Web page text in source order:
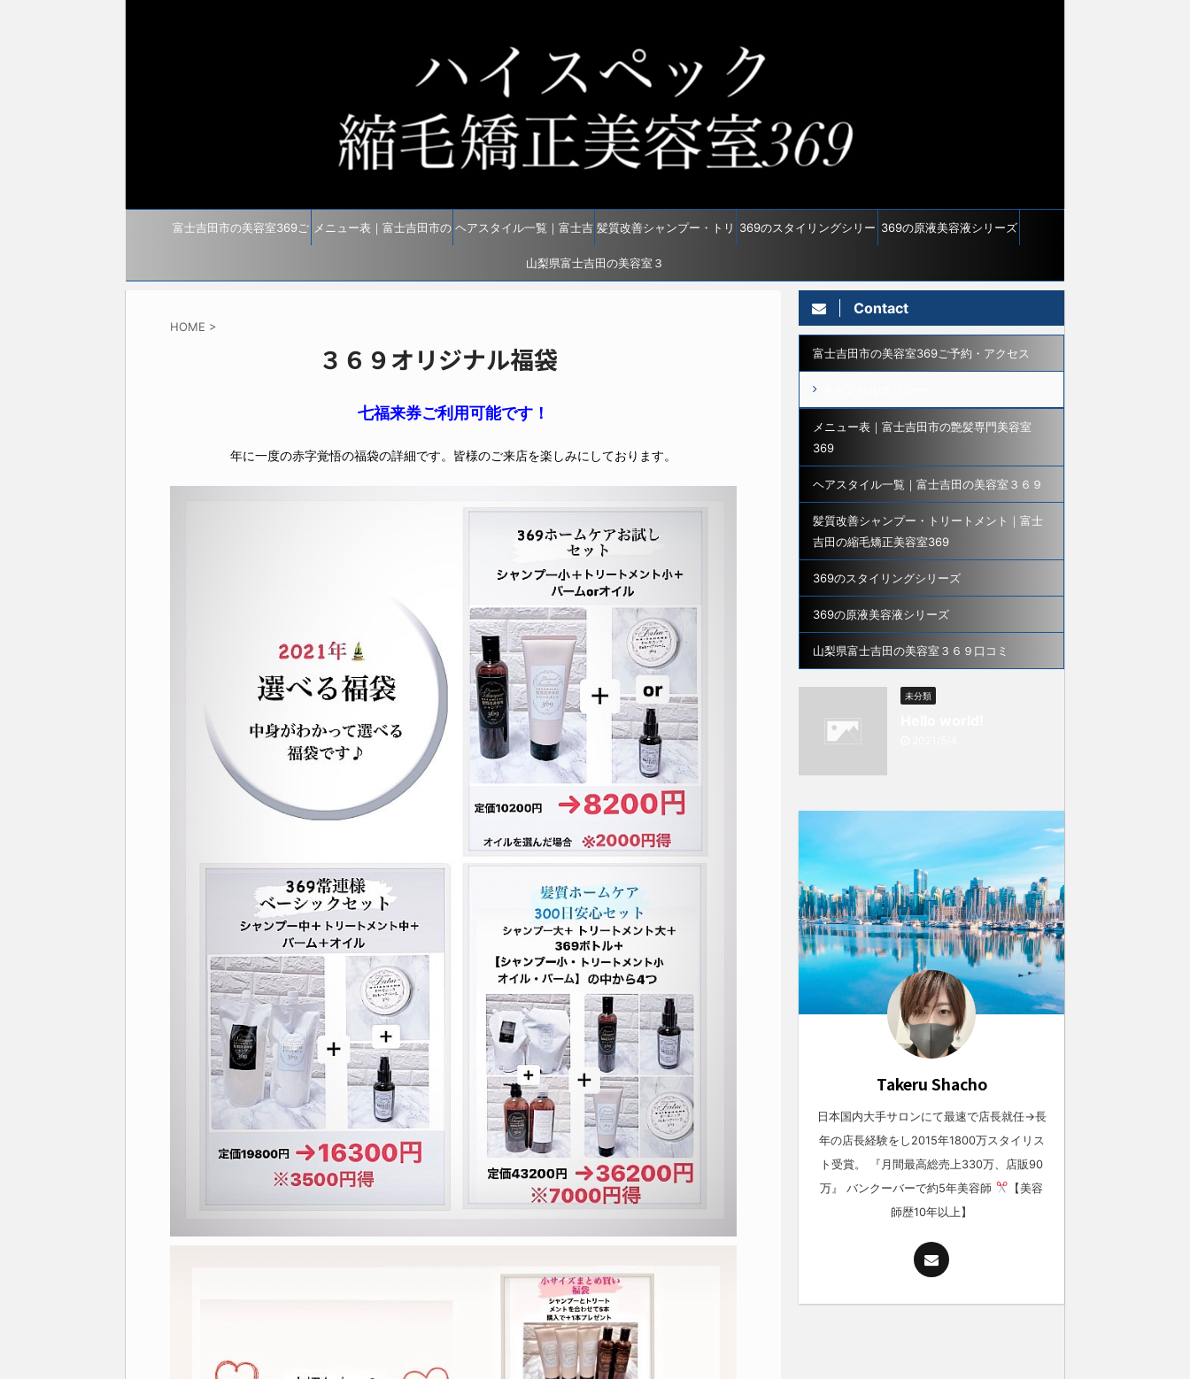
富士吉田市の美容室369ご メニュー表｜富士吉田市の ヘアスタイル一覧｜富士吉
田の美容室３６９
髪質改善シャンプー・トリ
ートメント｜富士吉田の縮
369のスタイリングシリー 369の原液美容液シリーズ
山梨県富士吉田の美容室３
HOME >
３６９オリジナル福袋
七福来券ご利用可能です！
年に一度の赤字覚悟の福袋の詳細です。皆様のご来店を楽しみにしております。
Contact
富士吉田市の美容室369ご予約・アクセス
メニュー表｜富士吉田市の艶髪専門美容室
369
ヘアスタイル一覧｜富士吉田の美容室３６９
髪質改善シャンプー・トリートメント｜富士
吉田の縮毛矯正美容室369
369のスタイリングシリーズ
369の原液美容液シリーズ
山梨県富士吉田の美容室３６９口コミ
未分類
Takeru Shacho
日本国内大手サロンにて最速で店長就任→長
年の店長経験をし2015年1800万スタイリス
ト受賞。 『月間最高総売上330万、店販90
万』 バンクーバーで約5年美容師
【美容
師歴10年以上】